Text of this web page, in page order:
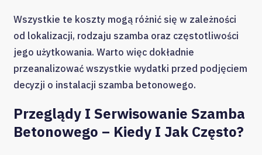
Wszystkie te koszty mogą różnić się w zależności
od lokalizacji, rodzaju szamba oraz częstotliwości
jego użytkowania. Warto więc dokładnie
przeanalizować wszystkie wydatki przed podjęciem
decyzji o instalacji szamba betonowego.
Przeglądy I Serwisowanie Szamba
Betonowego – Kiedy I Jak Często?